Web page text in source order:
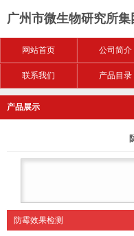
广州市微生物研究所集
网站首页 公司简介
联系我们 产品目录
产品展示
防霉效果检测